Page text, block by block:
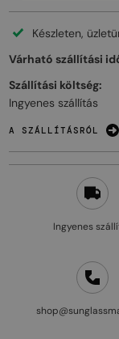
Ingyenes
Készleten,
Várható szállítási
Szállítási költség:
Ingyenes szállítás
A SZÁLLÍTÁSRÓL